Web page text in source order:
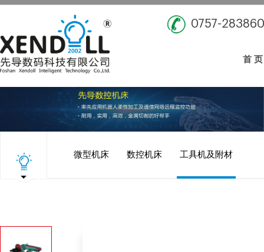
0757-
首 页
微型机床 数控机床 工具机及附材